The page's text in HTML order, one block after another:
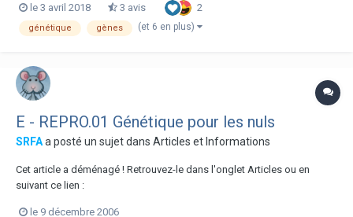
comment j'ai écrit les gènes. Mais l'essentiel c'est de mieux
comprendre et être pl...
le 3 avril 2018 3 avis 2
génétique gènes (et 6 en plus)
E - REPRO.01 Génétique pour les nuls
SRFAa posté un sujet dans Articles et Informations
Cet article a déménagé ! Retrouvez-le dans l'onglet Articles ou en
suivant ce lien :
le 9 décembre 2006